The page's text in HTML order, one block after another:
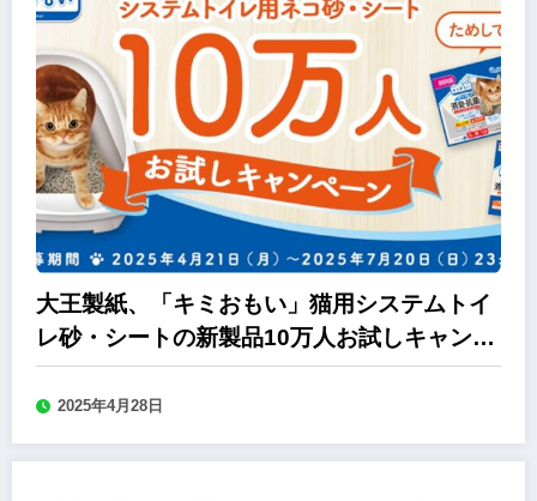
大王製紙、「キミおもい」猫用システムトイ
レ砂・シートの新製品10万人お試しキャンペ
ーン
2025年4月28日